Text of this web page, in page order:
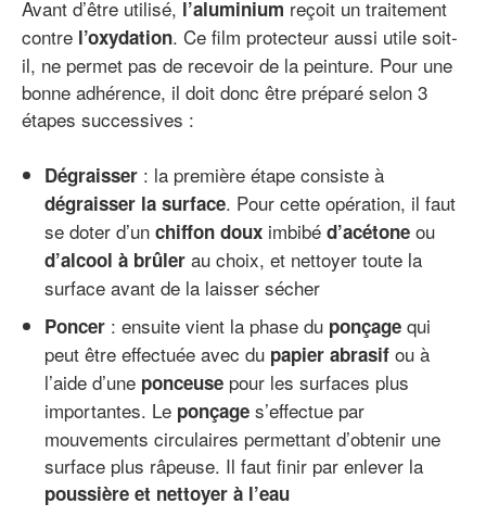
Avant d’être utilisé, l’aluminium reçoit un traitement
contre l’oxydation. Ce film protecteur aussi utile soit-
il, ne permet pas de recevoir de la peinture. Pour une
bonne adhérence, il doit donc être préparé selon 3
étapes successives :
Dégraisser : la première étape consiste à
dégraisser la surface. Pour cette opération, il faut
se doter d’un chiffon doux imbibé d’acétone ou
d’alcool à brûler au choix, et nettoyer toute la
surface avant de la laisser sécher
Poncer : ensuite vient la phase du ponçage qui
peut être effectuée avec du papier abrasif ou à
l’aide d’une ponceuse pour les surfaces plus
importantes. Le ponçage s’effectue par
mouvements circulaires permettant d’obtenir une
surface plus râpeuse. Il faut finir par enlever la
poussière et nettoyer à l’eau